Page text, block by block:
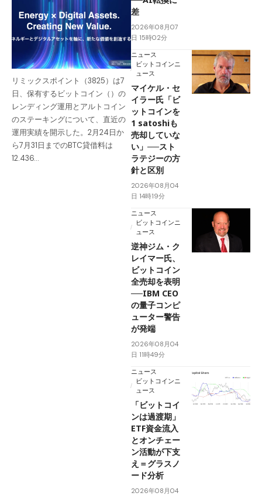
リミックスポイント（3825）は7
日、保有するビットコイン（）の
レンディング運用とアルトコイン
のステーキングについて、直近の
運用実績を開示した。2月24日か
ら7月31日までのBTC貸借料は
12.436…
差
2026年08月07
日 15時02分
ニュース
ビットコインニ
ュース
マイケル・セ
イラー氏「ビ
ットコインを
1 satoshiも
売却していな
い」──スト
ラテジーの方
針と区別
2026年08月04
日 14時19分
ニュース
ビットコインニ
ュース
逆神ジム・ク
レイマー氏、
ビットコイン
全売却を表明
──IBM CEO
の量子コンピ
ューター警告
が発端
2026年08月04
日 11時49分
ニュース
ビットコインニ
ュース
「ビットコイ
ンは過渡期」
ETF資金流入
とオンチェー
ン活動が下支
え＝グラスノ
ード分析
2026年08月04